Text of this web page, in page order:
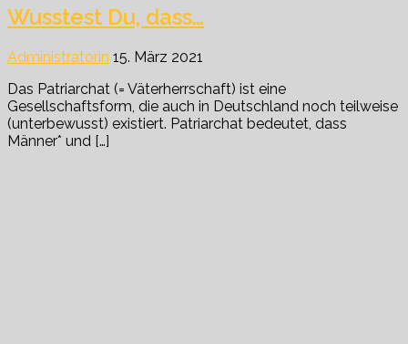
Wusstest Du, dass…
Administratorin 15. März 2021
Das Patriarchat (= Väterherrschaft) ist eine
Gesellschaftsform, die auch in Deutschland noch teilweise
(unterbewusst) existiert. Patriarchat bedeutet, dass
Männer* und […]